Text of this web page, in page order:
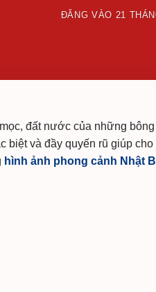
ĐĂNG VÀO 21
đất nước của những
biệt và đầy quyến rũ giúp
hình ảnh phong cảnh Nhật